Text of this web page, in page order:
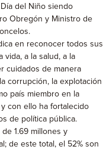
del Niño siendo
Obregón y Ministro de
en reconocer todos sus
vida, a la salud, a la
cuidados de manera
corrupción, la explotación
país miembro en la
con ello ha fortalecido
de política pública.
1.69 millones y
de este total, el 52% son